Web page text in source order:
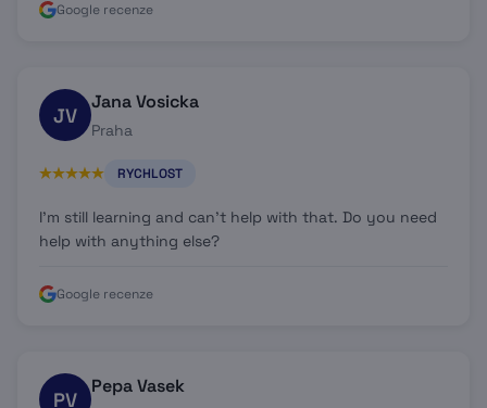
Google recenze
JV
Jana Vosicka
Praha
RYCHLOST
I'm still learning and can't help with that. Do you need
help with anything else?
Google recenze
PV
Pepa Vasek